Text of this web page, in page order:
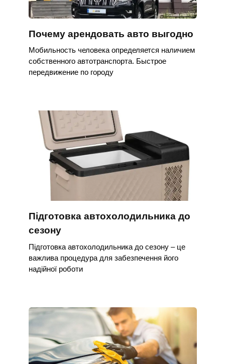
Почему арендовать авто выгодно
Мобильность человека определяется наличием
собственного автотранспорта. Быстрое
передвижение по городу
Підготовка автохолодильника до
сезону
Підготовка автохолодильника до сезону – це
важлива процедура для забезпечення його
надійної роботи